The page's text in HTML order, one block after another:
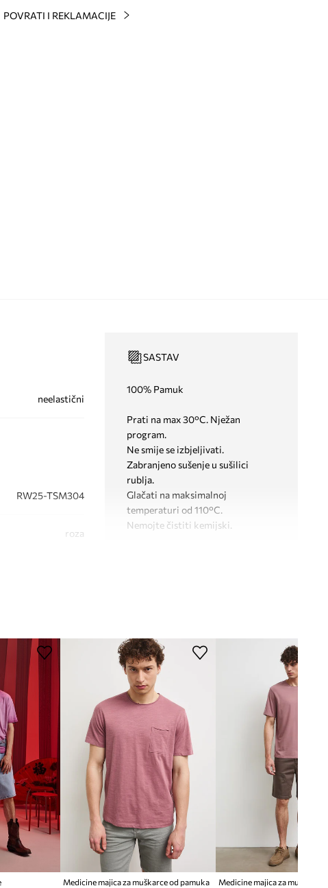
POVRATI I REKLAMACIJE
neelastični
RW25-TSM304
roza
SASTAV
100% Pamuk
Prati na max 30°C. Nježan
program.
Ne smije se izbjeljivati.
Zabranjeno sušenje u sušilici
rublja.
Glačati na maksimalnoj
temperaturi od 110°C.
Nemojte čistiti kemijski.
DIMENZIJE
Veća veličina
Preporučamo da odaberete manju
veličinu nego što nosite.
Pogledaje dimenzije proizvoda
Medicine majica za muškarce od pamuka